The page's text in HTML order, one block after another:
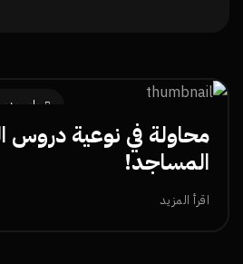
جابر
محاولة في نوعية دروس
المساجد!
اقرأ المزيد